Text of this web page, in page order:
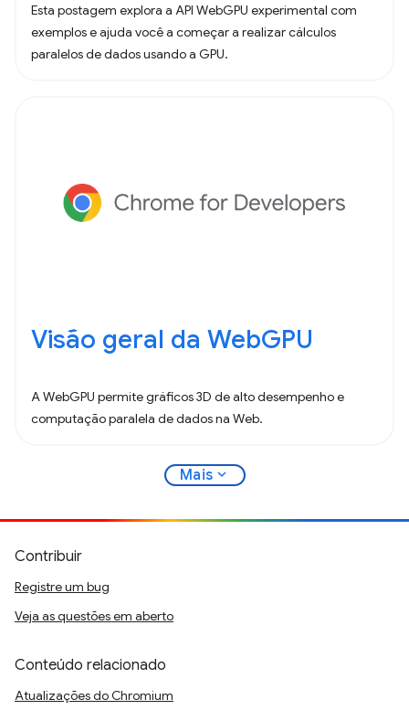
Esta postagem explora a API WebGPU experimental com
exemplos e ajuda você a começar a realizar cálculos
paralelos de dados usando a GPU.
Visão geral da WebGPU
A WebGPU permite gráficos 3D de alto desempenho e
computação paralela de dados na Web.
Mais expand_more
Contribuir
Registre um bug
Veja as questões em aberto
Conteúdo relacionado
Atualizações do Chromium